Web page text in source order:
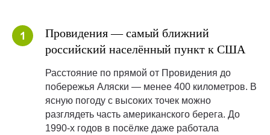
Провидения — самый ближний
российский населённый пункт к США
Расстояние по прямой от Провидения до
побережья Аляски — менее 400 километров. В
ясную погоду с высоких точек можно
разглядеть часть американского берега. До
1990-х годов в посёлке даже работала